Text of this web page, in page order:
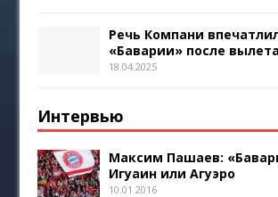
Речь Компани
«Баварии» после
18.04.2025
Интервью
Максим Пашаев:
Игуаин или Агуэро
10.01.2016